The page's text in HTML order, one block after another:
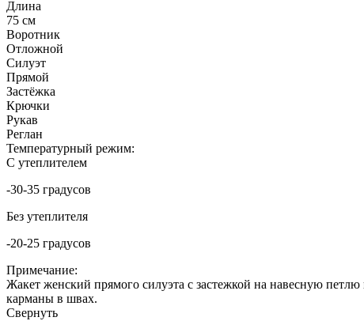
Длина
75 см
Воротник
Отложной
Силуэт
Прямой
Застёжка
Крючки
Рукав
Реглан
Температурный режим:
С утеплителем
-30-35 градусов
Без утеплителя
-20-25 градусов
Примечание:
Жакет женский прямого силуэта с застежкой на навесную
карманы в швах.
Свернуть